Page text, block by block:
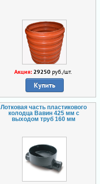
Акция: 29250 руб./шт.
Купить
Лотковая часть пластикового
колодца Вавин 425 мм с
выходом труб 160 мм